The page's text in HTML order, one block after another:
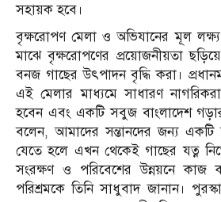
সহায়ক হবে।
বৃক্ষরোপণ মেলা ও অভিযানের মূল
মাঝে বৃক্ষরোপণের প্রয়োজনীয়তা
বনজ গাছের উৎপাদন বৃদ্ধি করা।
এই মেলার মাধ্যমে সাধারণ
হবেন এবং একটি সবুজ বাংলাদেশ
বলেন, আমাদের সন্তানদের জন্য একটি
যেতে হলে এখন থেকেই গাছের যত্ন
সংরক্ষণ ও পরিবেশের উন্নয়নে কাজ
পরিশ্রমকে তিনি সাধুবাদ জানান।